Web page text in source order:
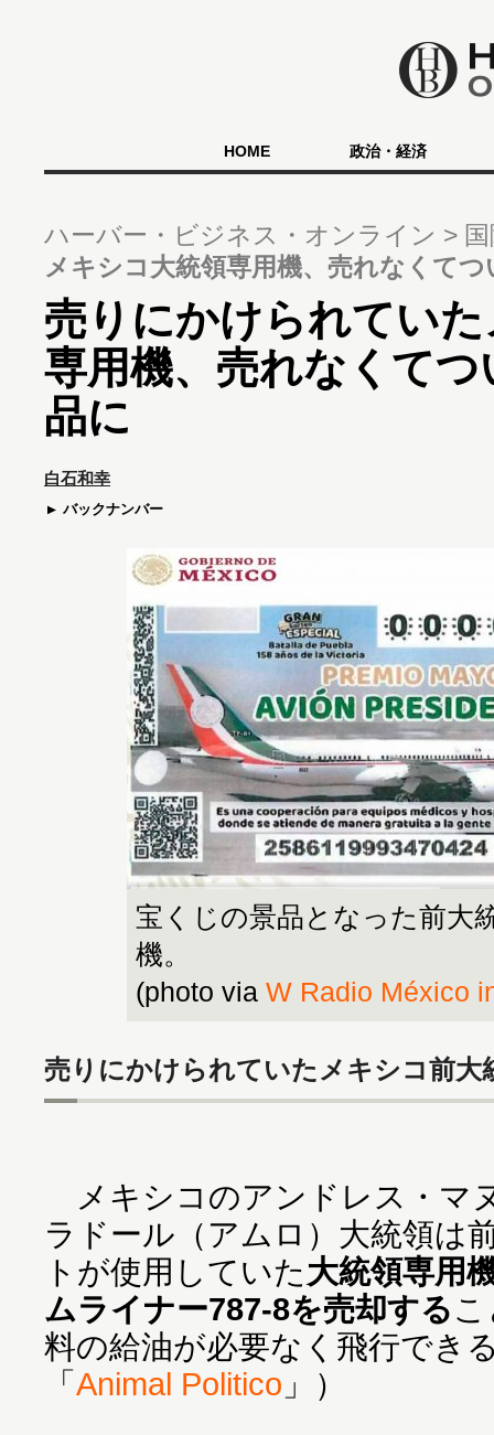
HOME 政治・経済
ハーバー・ビジネス・オンライン
メキシコ大統領専用機、売れなくて
売りにかけられてい
専用機、売れなくて
品に
白石和幸
バックナンバー
宝くじの景品となった前大
機。
(photo via W Radio México
売りにかけられていたメキシコ前大
メキシコのアンドレス・マ
ラドール（アムロ）大統領は
トが使用していた大統領専用
ムライナー787-8を売却する
料の給油が必要なく飛行でき
「Animal Politico 」）